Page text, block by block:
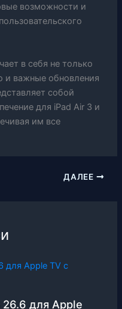
возможности и
в себя не только
и важные обновления
собой
для iPad Air 3 и
им все
ДАЛЕЕ
26.6 для Apple